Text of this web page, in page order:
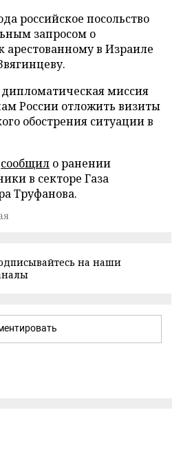
российское посольство
запросом о
арестованному в Израиле
миссия
России отложить визиты
обострения ситуации в
сообщил о ранении
в секторе Газа
Труфанова.
на наши